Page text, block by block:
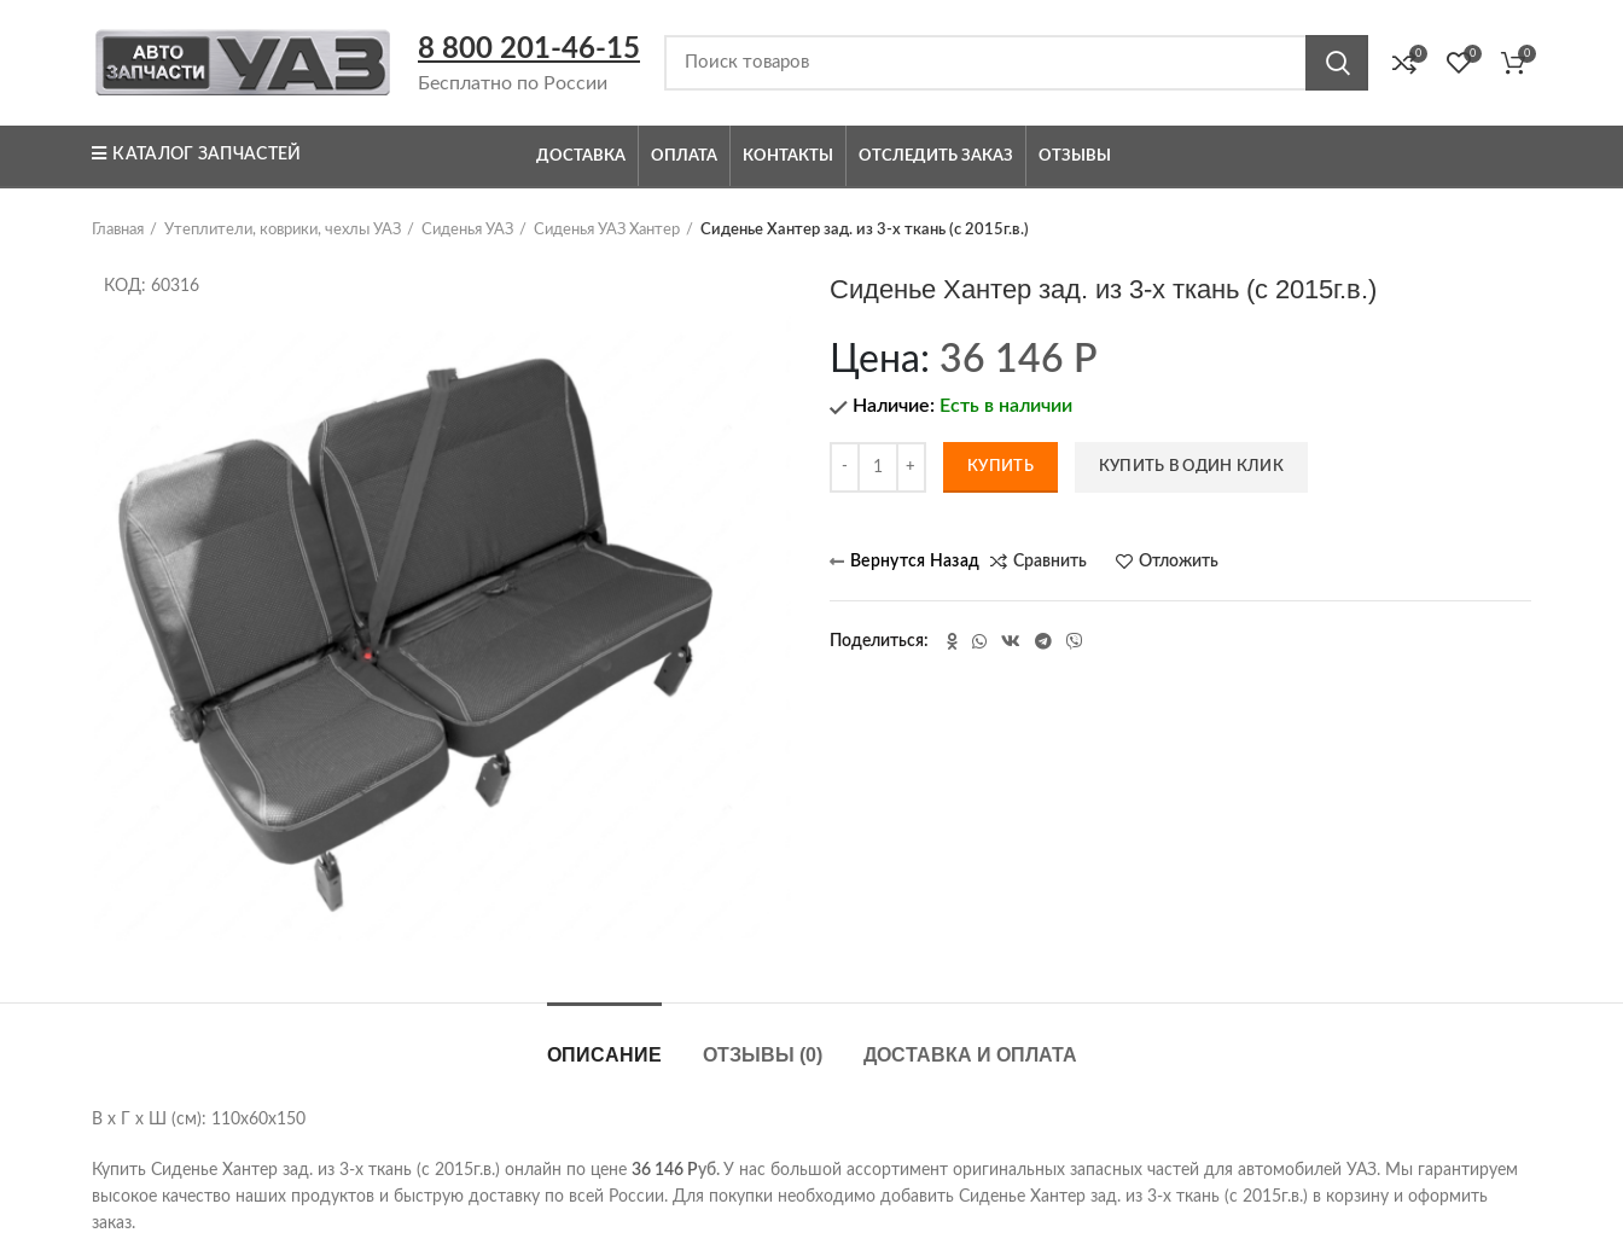
8 800 201-46-15
Бесплатно по России
0 0 0
КАТАЛОГ ЗАПЧАСТЕЙ ДОСТАВКА ОПЛАТА КОНТАКТЫ ОТСЛЕДИТЬ ЗАКАЗ ОТЗЫВЫ
Главная Утеплители, коврики, чехлы УАЗ Сиденья УАЗ Сиденья УАЗ Хантер Сиденье Хантер зад. из 3-х ткань (с 2015г.в.)
КОД: 60316 Сиденье Хантер зад. из 3-х ткань (с 2015г.в.)
Цена: 36 146 Р
Наличие: Есть в наличии
КУПИТЬ КУПИТЬ В ОДИН КЛИК
Сравнить Отложить
Поделиться
ОПИСАНИЕ ОТЗЫВЫ (0) ДОСТАВКА И ОПЛАТА
В х Г х Ш (см): 110х60х150
Купить Сиденье Хантер зад. из 3-х ткань (с 2015г.в.) онлайн по цене 36 146 Руб. У нас большой ассортимент оригинальных запасных частей для автомобилей УАЗ. Мы гарантируем
высокое качество наших продуктов и быструю доставку по всей России. Для покупки необходимо добавить Сиденье Хантер зад. из 3-х ткань (с 2015г.в.) в корзину и оформить
заказ.